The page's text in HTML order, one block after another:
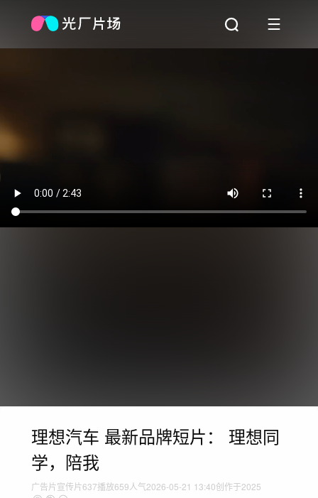
理想汽车 最新品牌短片： 理想同
学，陪我
广告片宣传片637播放659人气2026-05-21 13:40创作于2025